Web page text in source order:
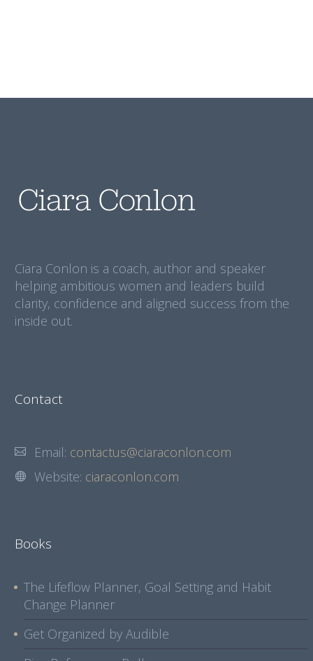
Ciara Conlon is a coach, author and speaker
helping ambitious women and leaders build
clarity, confidence and aligned success from the
inside out.
Contact
Email: contactus@ciaraconlon.com
Website: ciaraconlon.com
Books
The Lifeflow Planner, Goal Setting and Habit
Change Planner
Get Organized by Audible